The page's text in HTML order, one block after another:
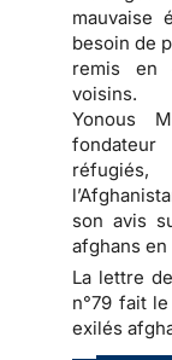
mauvaise
besoin de
remis en
voisins.
Yonous
son avis
afghans en
La lettre
n°79 fait
exilés